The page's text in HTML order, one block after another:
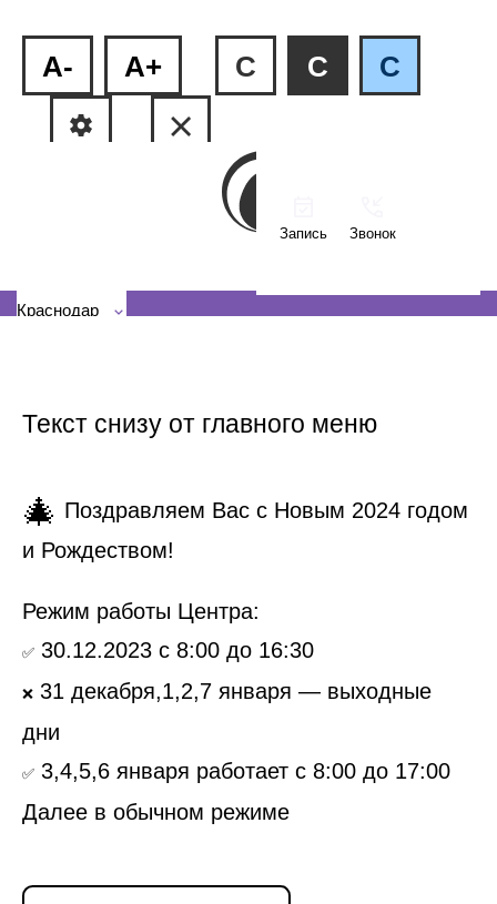
A- A+ C C C
Запись Звонок
Краснодар
Текст снизу от главного меню
🎄 Поздравляем Вас с Новым 2024 годом
и Рождеством!
Режим работы Центра:
✅ 30.12.2023 с 8:00 до 16:30
❌ 31 декабря,1,2,7 января — выходные
дни
✅ 3,4,5,6 января работает с 8:00 до 17:00
Далее в обычном режиме